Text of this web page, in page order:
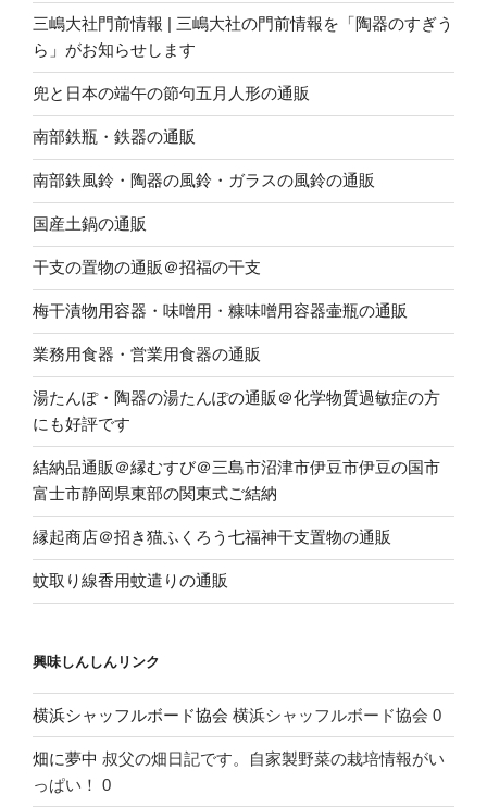
三嶋大社門前情報 | 三嶋大社の門前情報を「陶器のすぎう
ら」がお知らせします
兜と日本の端午の節句五月人形の通販
南部鉄瓶・鉄器の通販
南部鉄風鈴・陶器の風鈴・ガラスの風鈴の通販
国産土鍋の通販
干支の置物の通販＠招福の干支
梅干漬物用容器・味噌用・糠味噌用容器壷瓶の通販
業務用食器・営業用食器の通販
湯たんぽ・陶器の湯たんぽの通販＠化学物質過敏症の方
にも好評です
結納品通販＠縁むすび＠三島市沼津市伊豆市伊豆の国市
富士市静岡県東部の関東式ご結納
縁起商店＠招き猫ふくろう七福神干支置物の通販
蚊取り線香用蚊遣りの通販
興味しんしんリンク
横浜シャッフルボード協会 横浜シャッフルボード協会 0
畑に夢中 叔父の畑日記です。自家製野菜の栽培情報がい
っぱい！ 0